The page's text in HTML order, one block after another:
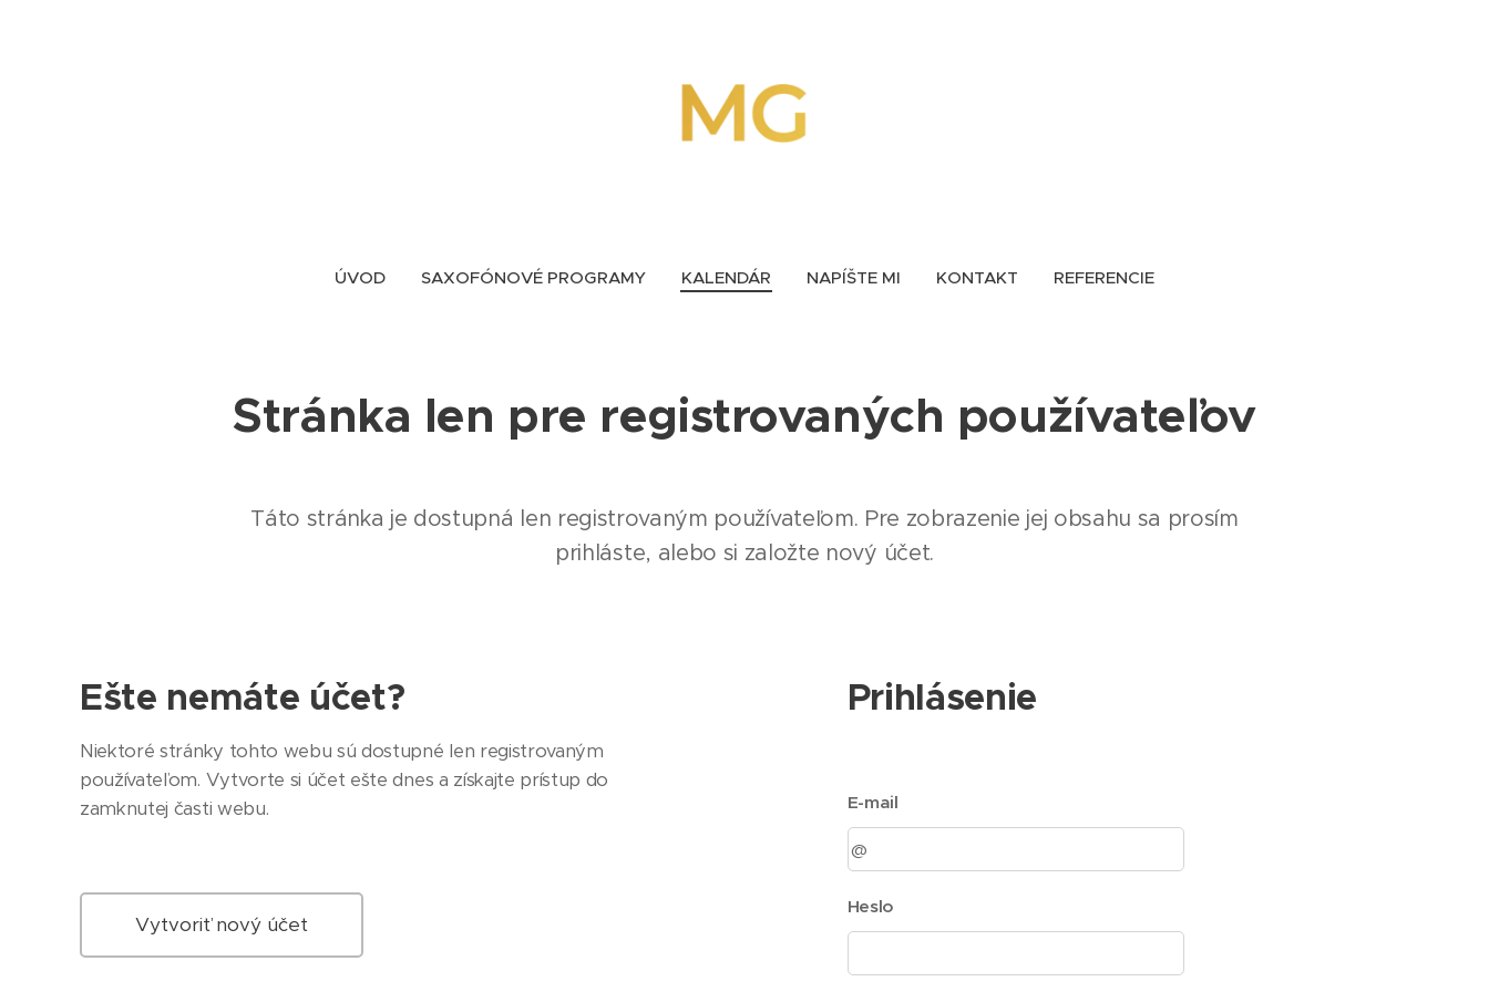
ÚVOD SAXOFÓNOVÉ PROGRAMY KALENDÁR NAPÍŠTE MI KONTAKT REFERENCIE
Stránka len pre registrovaných používateľov
Táto stránka je dostupná len registrovaným používateľom. Pre zobrazenie jej obsahu sa prosím
prihláste, alebo si založte nový účet.
Ešte nemáte účet?
Niektoré stránky tohto webu sú dostupné len registrovaným
používateľom. Vytvorte si účet ešte dnes a získajte prístup do
zamknutej časti webu.
Vytvoriť nový účet
Prihlásenie
E-mail
Heslo